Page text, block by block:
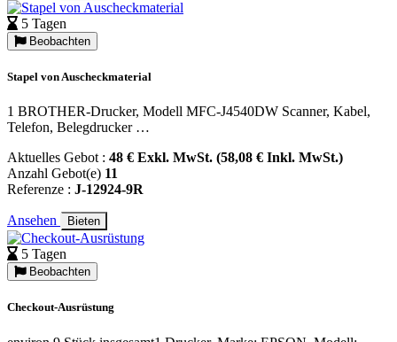
5 Tagen
Beobachten
Stapel von Auscheckmaterial
1 BROTHER-Drucker, Modell MFC-J4540DW Scanner, Kabel,
Telefon, Belegdrucker …
Aktuelles Gebot : 48 € Exkl. MwSt. (58,08 € Inkl. MwSt.)
Anzahl Gebot(e) 11
Referenze : J-12924-9R
Ansehen Bieten
5 Tagen
Beobachten
Checkout-Ausrüstung